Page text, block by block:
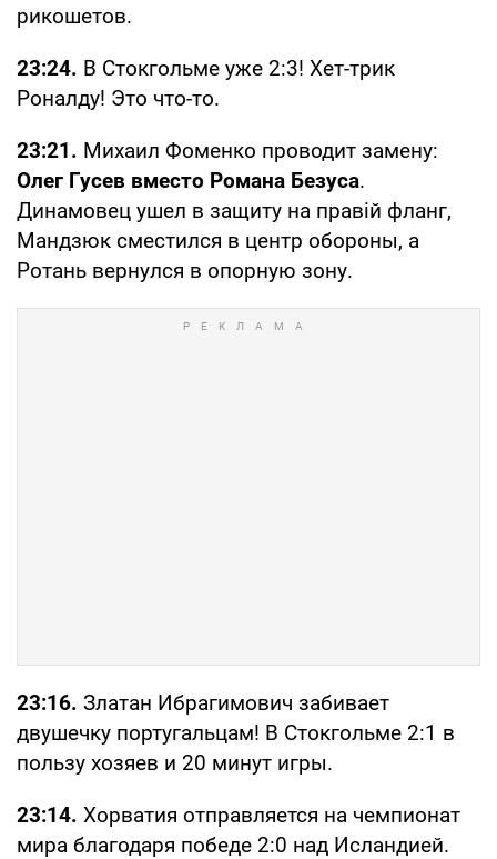
рикошетов.
23:24. В Стокгольме уже 2:3! Хет-трик
Роналду! Это что-то.
23:21. Михаил Фоменко проводит замену:
Олег Гусев вместо Романа Безуса.
Динамовец ушел в защиту на правій фланг,
Мандзюк сместился в центр обороны, а
Ротань вернулся в опорную зону.
23:16. Златан Ибрагимович забивает
двушечку португальцам! В Стокгольме 2:1 в
пользу хозяев и 20 минут игры.
23:14. Хорватия отправляется на чемпионат
мира благодаря победе 2:0 над Исландией.